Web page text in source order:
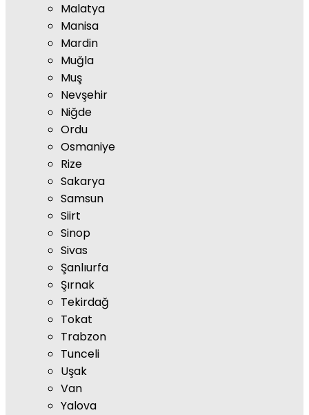
Malatya
Manisa
Mardin
Muğla
Muş
Nevşehir
Niğde
Ordu
Osmaniye
Rize
Sakarya
Samsun
Siirt
Sinop
Sivas
Şanlıurfa
Şırnak
Tekirdağ
Tokat
Trabzon
Tunceli
Uşak
Van
Yalova